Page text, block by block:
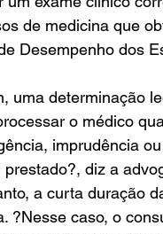
de medicina que
Desempenho dos
uma determinação
o médico
imprudência
diz a
a curta duração
?Nesse caso, o